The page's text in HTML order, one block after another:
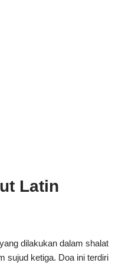
Latin
dilakukan dalam shalat
sujud ketiga. Doa ini terdiri